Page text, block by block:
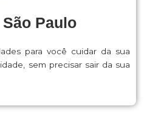
Paulo
para você cuidar da sua
sem precisar sair da sua